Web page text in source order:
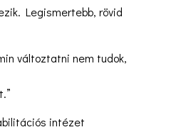
Legismertebb, rövid
változtatni nem tudok,
intézet